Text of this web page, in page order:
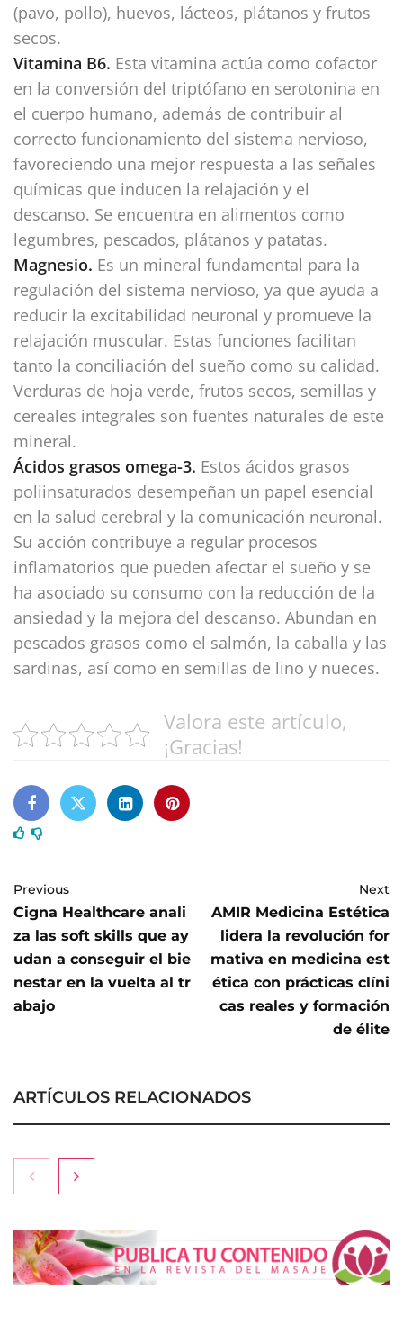
(pavo, pollo), huevos, lácteos, plátanos y frutos
secos.
Vitamina B6. Esta vitamina actúa como cofactor
en la conversión del triptófano en serotonina en
el cuerpo humano, además de contribuir al
correcto funcionamiento del sistema nervioso,
favoreciendo una mejor respuesta a las señales
químicas que inducen la relajación y el
descanso. Se encuentra en alimentos como
legumbres, pescados, plátanos y patatas.
Magnesio. Es un mineral fundamental para la
regulación del sistema nervioso, ya que ayuda a
reducir la excitabilidad neuronal y promueve la
relajación muscular. Estas funciones facilitan
tanto la conciliación del sueño como su calidad.
Verduras de hoja verde, frutos secos, semillas y
cereales integrales son fuentes naturales de este
mineral.
Ácidos grasos omega-3. Estos ácidos grasos
poliinsaturados desempeñan un papel esencial
en la salud cerebral y la comunicación neuronal.
Su acción contribuye a regular procesos
inflamatorios que pueden afectar el sueño y se
ha asociado su consumo con la reducción de la
ansiedad y la mejora del descanso. Abundan en
pescados grasos como el salmón, la caballa y las
sardinas, así como en semillas de lino y nueces.
Valora este artículo,
¡Gracias!
Previous
Cigna Healthcare anali
za las soft skills que ay
udan a conseguir el bie
nestar en la vuelta al tr
abajo
Next
AMIR Medicina Estética
lidera la revolución for
mativa en medicina est
ética con prácticas clíni
cas reales y formación
de élite
ARTÍCULOS RELACIONADOS